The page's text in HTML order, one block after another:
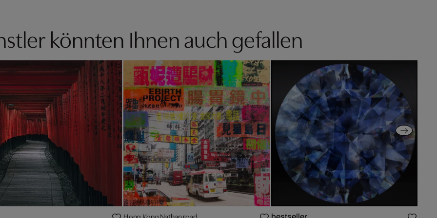
könnten Ihnen auch gefallen